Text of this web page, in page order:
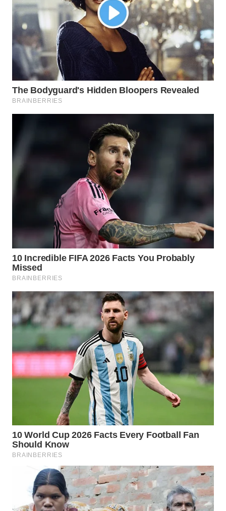
WN
SUKABUMI
WN
PURWAKARTA
WN
PRIANGAN
TIMUR
SOLO
WN
BOROBUDUR
WN
MADURA
WN
WN
NATUNA
WN
BINTAN
WN
LIKUPANG
LABUANBAJO
WN
BORNEO